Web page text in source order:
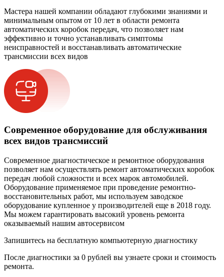
Мастера нашей компании обладают глубокими знаниями и
минимальным опытом от 10 лет в области ремонта
автоматических коробок передач, что позволяет нам
эффективно и точно устанавливать симптомы
неисправностей и восстанавливать автоматические
трансмиссии всех видов
Современное оборудование для обслуживания
всех видов трансмиссий
Современное диагностическое и ремонтное оборудования
позволяет нам осуществлять ремонт автоматических коробок
передач любой сложности и всех марок автомобилей.
Оборудование применяемое при проведение ремонтно-
восстановительных работ, мы используем заводское
оборудование купленное у производителей еще в 2018 году.
Мы можем гарантировать высокий уровень ремонта
оказываемый нашим автосервисом
Запишитесь на бесплатную компьютерную диагностику
После диагностики за 0 рублей вы узнаете сроки и стоимость
ремонта.